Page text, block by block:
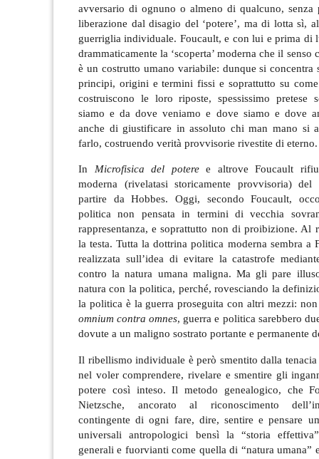
avversario di ognuno o almeno di qualcuno, senza
liberazione dal disagio del ‘potere’, ma di lotta sì,
guerriglia individuale. Foucault, e con lui e prima di
drammaticamente la ‘scoperta’ moderna che il senso
è un costrutto umano variabile: dunque si concentra
principi, origini e termini fissi e soprattutto su
costruiscono le loro riposte, spessissimo pretese
siamo e da dove veniamo e dove siamo e dove
anche di giustificare in assoluto chi man mano si
farlo, costruendo verità provvisorie rivestite di eterno.
In Microfisica del poteree altrove Foucault
moderna (rivelatasi storicamente provvisoria)
partire da Hobbes. Oggi, secondo Foucault,
politica non pensata in termini di vecchia
rappresentanza, e soprattutto non di proibizione. Al
la testa. Tutta la dottrina politica moderna sembra a
realizzata sull’idea di evitare la catastrofe
contro la natura umana maligna. Ma gli pare
natura con la politica, perché, rovesciando la
la politica è la guerra proseguita con altri mezzi:
omnium contra omnes, guerra e politica sarebbero
dovute a un maligno sostrato portante e permanente
Il ribellismo individuale è però smentito dalla tenacia
nel voler comprendere, rivelare e smentire gli
potere così inteso. Il metodo genealogico, che
Nietzsche, ancorato al riconoscimento
contingente di ogni fare, dire, sentire e pensare
universali antropologici bensì la “storia
generali e fuorvianti come quella di “natura umana”